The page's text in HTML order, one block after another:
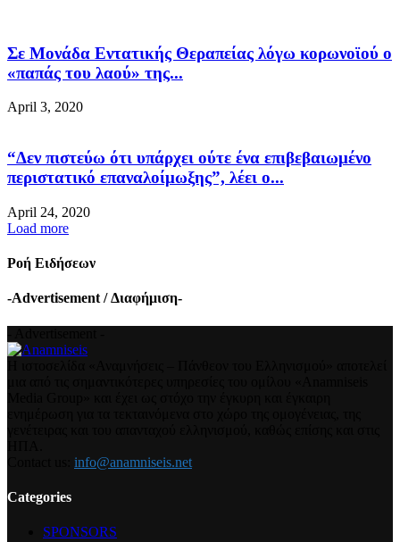
Σε Μονάδα Εντατικής Θεραπείας λόγω κορωνοϊού ο
«παπάς του λαού» της...
April 3, 2020
“Δεν πιστεύω ότι υπάρχει ούτε ένα επιβεβαιωμένο
περιστατικό επαναλοίμωξης”, λέει ο...
April 24, 2020
Load more
Ροή Ειδήσεων
-Advertisement / Διαφήμιση-
info@anamniseis.net
Categories
SPONSORS